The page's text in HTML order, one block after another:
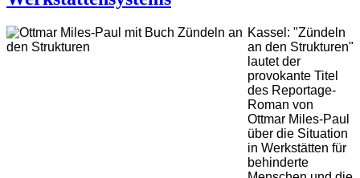
Kassel: "Zündeln
an den Strukturen"
lautet der
provokante Titel
des Reportage-
Roman von
Ottmar Miles-Paul
über die Situation
in Werkstätten für
behinderte